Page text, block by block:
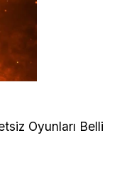
Oyunları Belli